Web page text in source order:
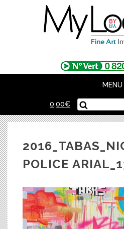
MENU
0,00€
POLICE